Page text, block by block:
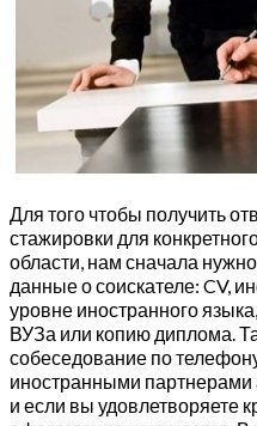
Для того чтобы получить
стажировки для
области, нам сначала
данные о соискателе: CV,
уровне иностранного
ВУЗа или копию диплома.
собеседование по
иностранными
и если вы удовлетворяете